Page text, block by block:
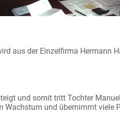
aus der Einzelfirma Hermann
und somit tritt Tochter
Wachstum und übernimmt